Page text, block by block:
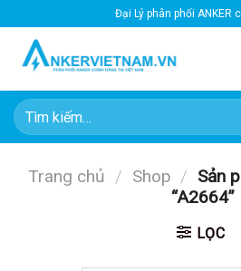
qua
Đại Lý phân phối ANKER
Tìm
kiếm:
Trang chủ / Shop / Sản
“A2664”
LỌC